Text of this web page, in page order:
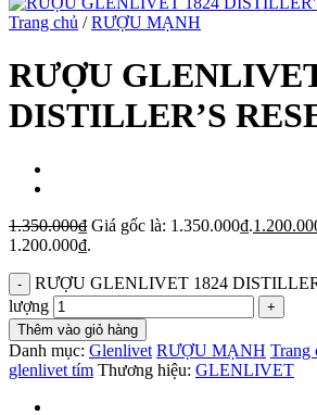
Trang chủ / RƯỢU MẠNH
RƯỢU
DISTILLER’S
1.350.000₫ Giá gốc là: 1.350.000₫.
1.200.000₫.
RƯỢU GLENLIVET 1824
lượng
Thêm vào giỏ hàng
Danh mục: Glenlivet RƯỢU MẠNH Trang
glenlivet tím Thương hiệu: GLENLIVET